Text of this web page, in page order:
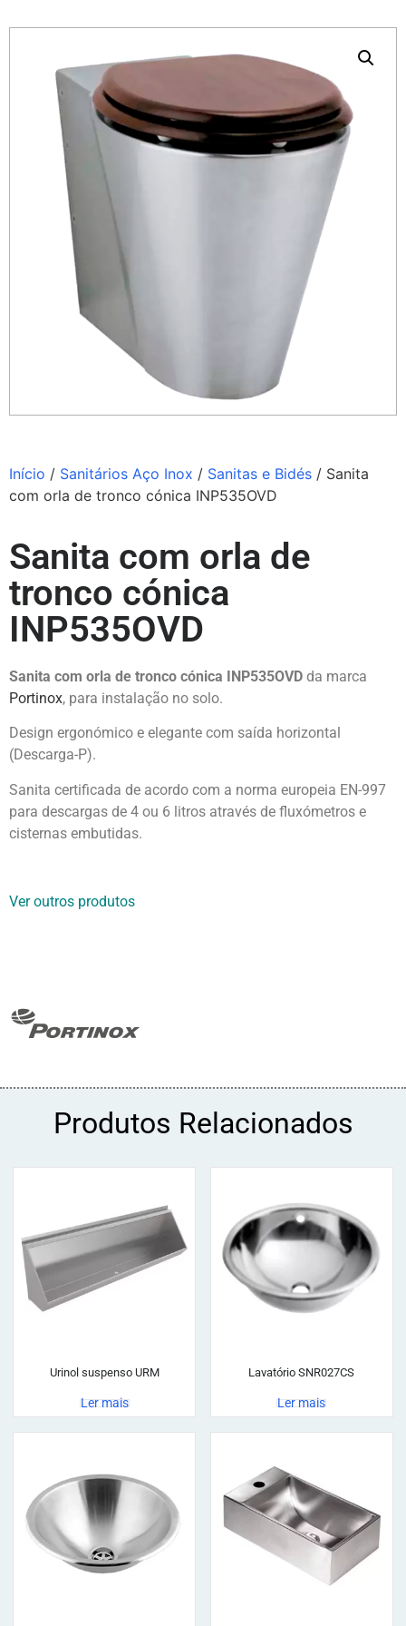
Início / Sanitários Aço Inox / Sanitas e Bidés / Sanita
com orla de tronco cónica INP535OVD
Sanita com orla de
tronco cónica
INP535OVD
Sanita com orla de tronco cónica INP535OVD da marca
Portinox, para instalação no solo.
Design ergonómico e elegante com saída horizontal
(Descarga-P).
Sanita certificada de acordo com a norma europeia EN-997
para descargas de 4 ou 6 litros através de fluxómetros e
cisternas embutidas.
Ver outros produtos
Produtos Relacionados
Urinol suspenso URM
Ler mais
Lavatório SNR027CS
Ler mais